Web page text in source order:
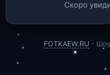
Скоро
FOTKAEW.RU -